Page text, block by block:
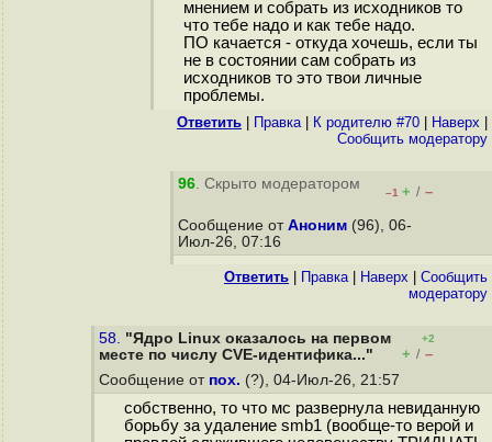
мнением и собрать из исходников то
что тебе надо и как тебе надо.
ПО качается - откуда хочешь, если ты
не в состоянии сам собрать из
исходников то это твои личные
проблемы.
Ответить Правка| К родителю #70 Наверх
Cообщить модератору
96. Скрыто модератором
–1 + / –
Сообщение от Аноним (96), 06-
Июл-26, 07:16
Ответить Правка| Наверх
Cообщить
модератору
58. "Ядро Linux оказалось на первом
месте по числу CVE-идентифика..."
+2
+ / –
Сообщение от пох. (?), 04-Июл-26, 21:57
собственно, то что мс развернула невиданную
борьбу за удаление smb1 (вообще-то верой и